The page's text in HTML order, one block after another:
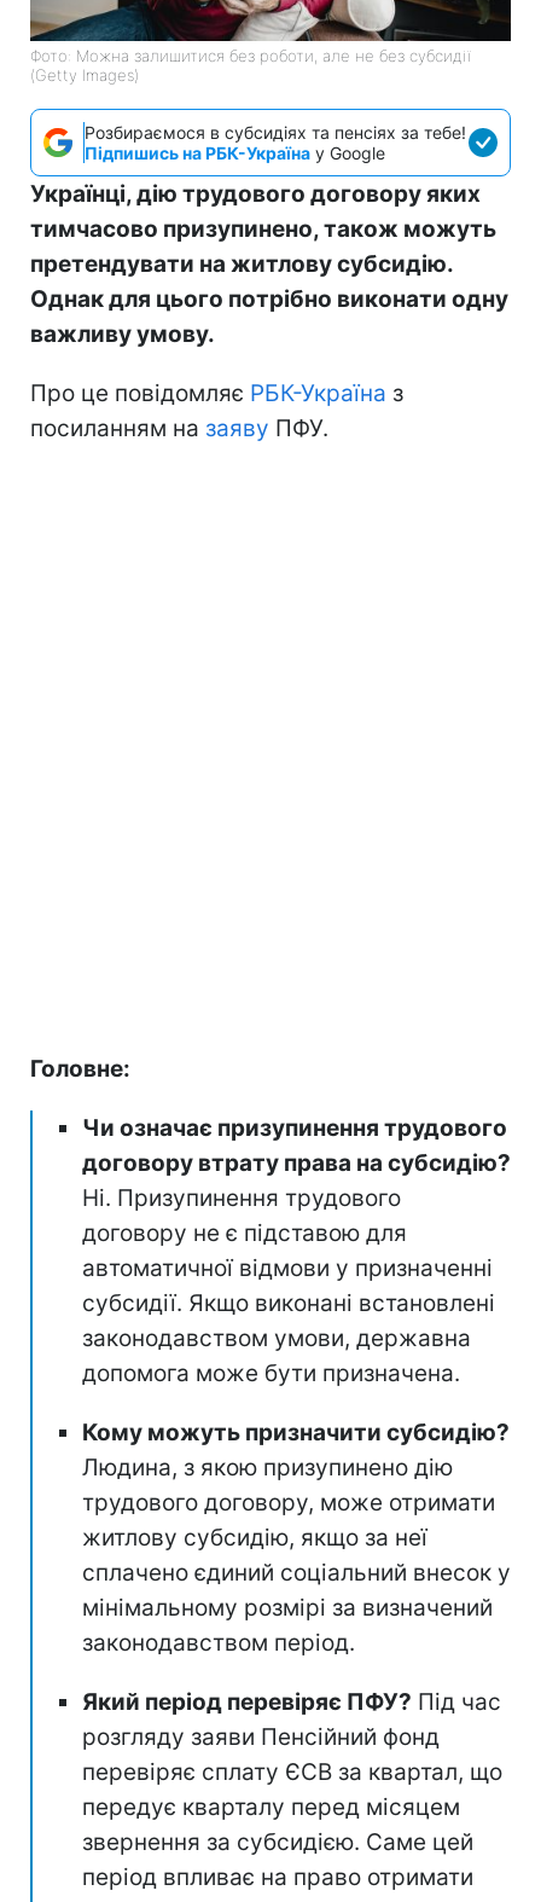
Фото: Можна залишитися без роботи, але не без субсидії
(Getty Images)
Розбираємося в субсидіях та пенсіях за тебе!
Підпишись на РБК-Україна у Google
Українці, дію трудового договору яких
тимчасово призупинено, також можуть
претендувати на житлову субсидію.
Однак для цього потрібно виконати одну
важливу умову.
Про це повідомляє РБК-Україна з
посиланням на заяву ПФУ.
Головне:
Чи означає призупинення трудового
договору втрату права на субсидію?
Ні. Призупинення трудового
договору не є підставою для
автоматичної відмови у призначенні
субсидії. Якщо виконані встановлені
законодавством умови, державна
допомога може бути призначена.
Кому можуть призначити субсидію?
Людина, з якою призупинено дію
трудового договору, може отримати
житлову субсидію, якщо за неї
сплачено єдиний соціальний внесок у
мінімальному розмірі за визначений
законодавством період.
Який період перевіряє ПФУ? Під час
розгляду заяви Пенсійний фонд
перевіряє сплату ЄСВ за квартал, що
передує кварталу перед місяцем
звернення за субсидією. Саме цей
період впливає на право отримати